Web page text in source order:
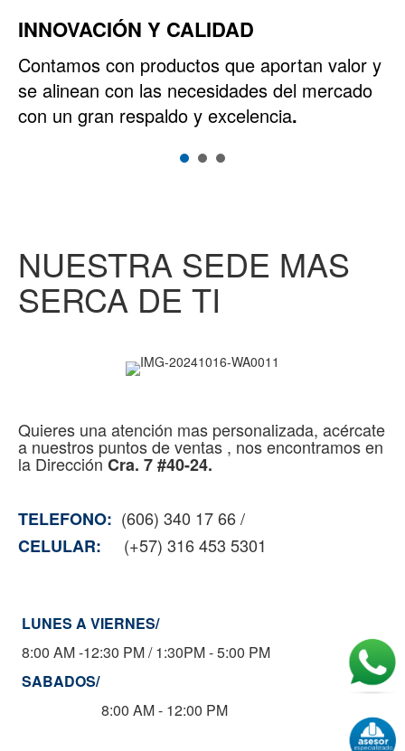
INNOVACIÓN Y CALIDAD
Contamos con productos que aportan valor y
se alinean con las necesidades del mercado
con un gran respaldo y excelencia.
NUESTRA SEDE MAS
SERCA DE TI
Quieres una atención mas personalizada, acércate
a nuestros puntos de ventas , nos encontramos en
la Dirección Cra. 7 #40-24.
TELEFONO: (606) 340 17 66 /
CELULAR:
(+57) 316 453 5301
LUNES A VIERNES/
8:00 AM -12:30 PM / 1:30PM - 5:00 PM
SABADOS/
8:00 AM - 12:00 PM